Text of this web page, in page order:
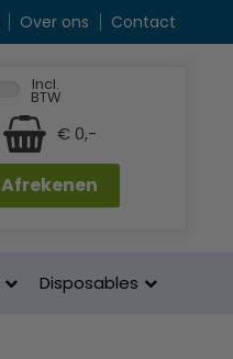
Over ons Contact
Incl.
BTW
€ 0,-
Afrekenen
Disposables